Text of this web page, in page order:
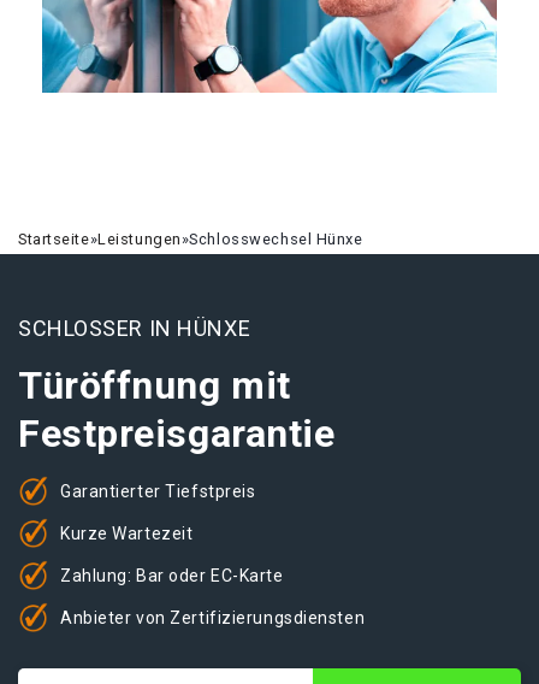
Startseite»Leistungen»Schlosswechsel Hünxe
SCHLOSSER IN HÜNXE
Türöffnung mit
Festpreisgarantie
Garantierter Tiefstpreis
Kurze Wartezeit
Zahlung: Bar oder EC-Karte
Anbieter von Zertifizierungsdiensten